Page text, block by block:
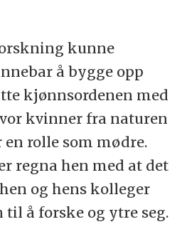
kunne
å bygge opp
kjønnsordenen med
kvinner fra naturen
rolle som mødre.
regna hen med at det
og hens kolleger
å forske og ytre seg.